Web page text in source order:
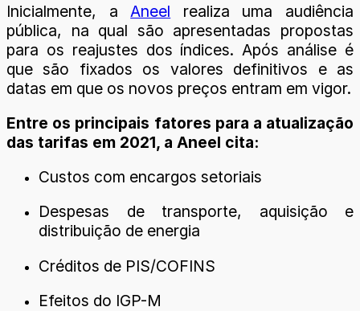
Inicialmente, aAneel realiza uma audiência
pública, na qual são apresentadas propostas
para os reajustes dos índices. Após análise é
que são fixados os valores definitivos e as
datas em que os novos preços entram em vigor.
Entre os principais fatores para a atualização
das tarifas em 2021, a Aneel cita:
Custos com encargos setoriais
Despesas de transporte, aquisição e
distribuição de energia
Créditos de PIS/COFINS
Efeitos do IGP-M